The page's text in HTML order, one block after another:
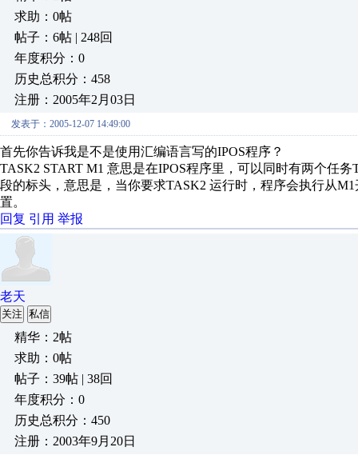
求助：0帖
帖子：6帖 | 248回
年度积分：0
历史总积分：458
注册：2005年2月03日
发表于：2005-12-07 14:49:00
首先你告诉我是不是使用汇编语言写的IPOS程序？
TASK2 START M1 意思是在IPOS程序里，可以同时有两个任
段的标头，意思是，当你要求TASK2 运行时，程序会执行从
置。
回复 引用 举报
老天
关注 私信
精华：2帖
求助：0帖
帖子：39帖 | 38回
年度积分：0
历史总积分：450
注册：2003年9月20日